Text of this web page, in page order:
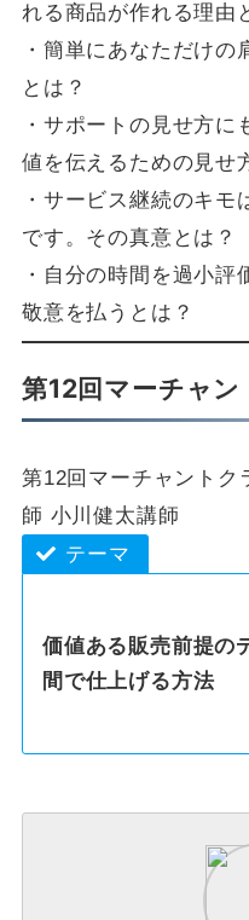
れる商品が作れる理由
・簡単にあなただけの
とは？
・サポートの見せ方
値を伝えるための見せ
・サービス継続のキモ
です。その真意とは？
・自分の時間を過小評
敬意を払うとは？
第12回マーチャ
第12回マーチャントク
師 小川健太講師
テーマ
価値ある販売前提の
間で仕上げる方法